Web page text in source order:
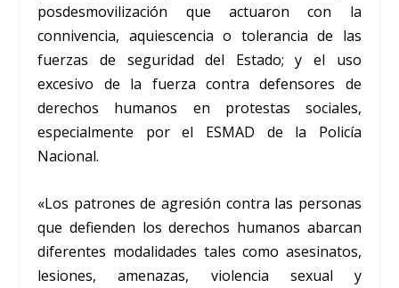
posdesmovilización que actuaron con la
connivencia, aquiescencia o tolerancia de las
fuerzas de seguridad del Estado; y el uso
excesivo de la fuerza contra defensores de
derechos humanos en protestas sociales,
especialmente por el ESMAD de la Policía
Nacional.
«Los patrones de agresión contra las personas
que defienden los derechos humanos abarcan
diferentes modalidades tales como asesinatos,
lesiones, amenazas, violencia sexual y